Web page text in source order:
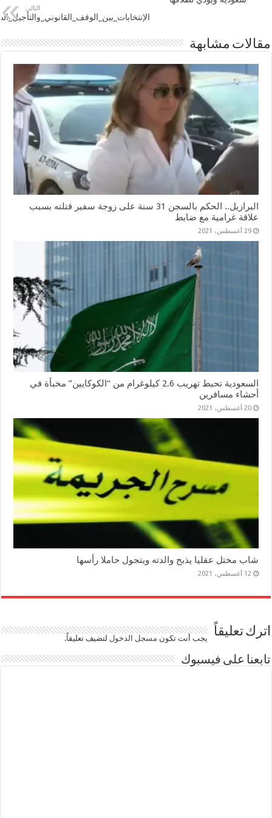
التالي
مقالات مشابهة
البرازيل.. الحكم بالسجن 31 سنة على زوجة سفير قتلته بسبب
علاقة غرامية مع ضابط
29 أغسطس، 2021
السعودية تحبط تهريب 2.6 كيلوغرام من “الكوكايين” مخبأة في
أحشاء مسافرين
20 أغسطس، 2021
شاب مختل عقليا يذبح والدته ويتجول حاملا رأسها
12 أغسطس، 2021
اترك تعليقاً يجب أنت تكون مسجل الدخوللتضيف تعليقاً.
تابعنا على فيسبوك